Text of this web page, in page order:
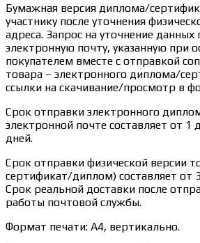
Бумажная версия диплома/
участнику после уточнения
адреса. Запрос на уточнение данных
электронную почту, указанную при
покупателем вместе с отправкой
товара – электронного диплома/
ссылки на скачивание/просмотр в
Срок отправки электронного
электронной почте составляет от 1
дней.
Срок отправки физической версии
сертификат/диплом) составляет от
Срок реальной доставки после
работы почтовой службы.
Формат печати: А4, вертикально.